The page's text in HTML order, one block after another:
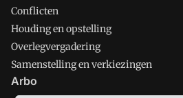
Conflicten
Houding en opstelling
Overlegvergadering
Samenstelling en verkiezingen
Arbo